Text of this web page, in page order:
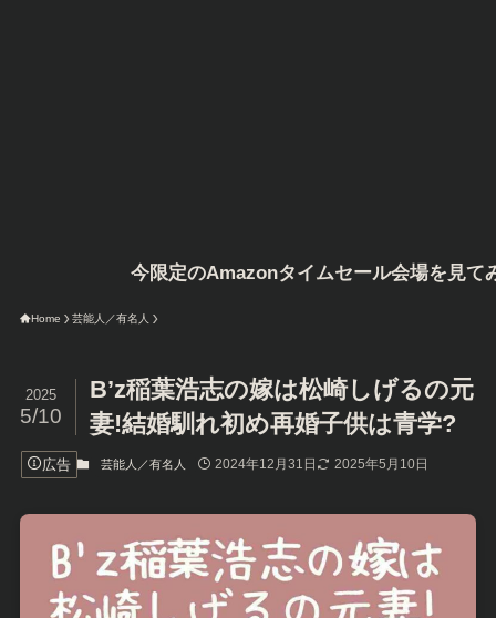
今限定のAmazonタイムセール会場を見てみる
Home 芸能人／有名人
B’z稲葉浩志の嫁は松崎しげるの元
妻!結婚馴れ初め再婚子供は青学?
2025
5/10
広告 芸能人／有名人 2024年12月31日 2025年5月10日